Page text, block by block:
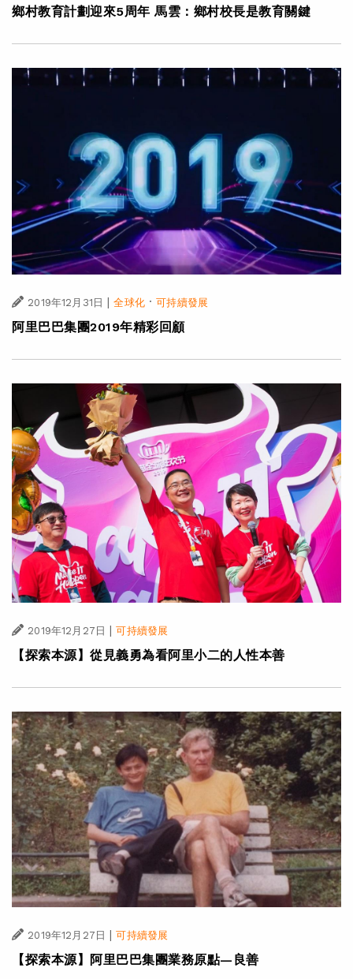
鄉村教育計劃迎來5周年 馬雲：鄉村校長是教育關鍵
2019年12月31日 | 全球化·可持續發展
阿里巴巴集團2019年精彩回顧
2019年12月27日 | 可持續發展
【探索本源】從見義勇為看阿里小二的人性本善
2019年12月27日 | 可持續發展
【探索本源】阿里巴巴集團業務原點—良善